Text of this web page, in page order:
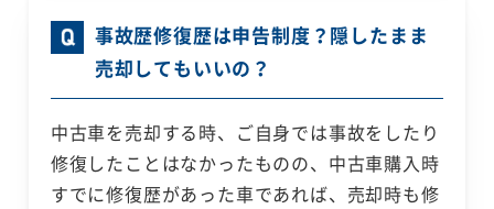
事故歴修復歴は申告制度？隠したまま
売却してもいいの？
中古車を売却する時、ご自身では事故をしたり
修復したことはなかったものの、中古車購入時
すでに修復歴があった車であれば、売却時も修